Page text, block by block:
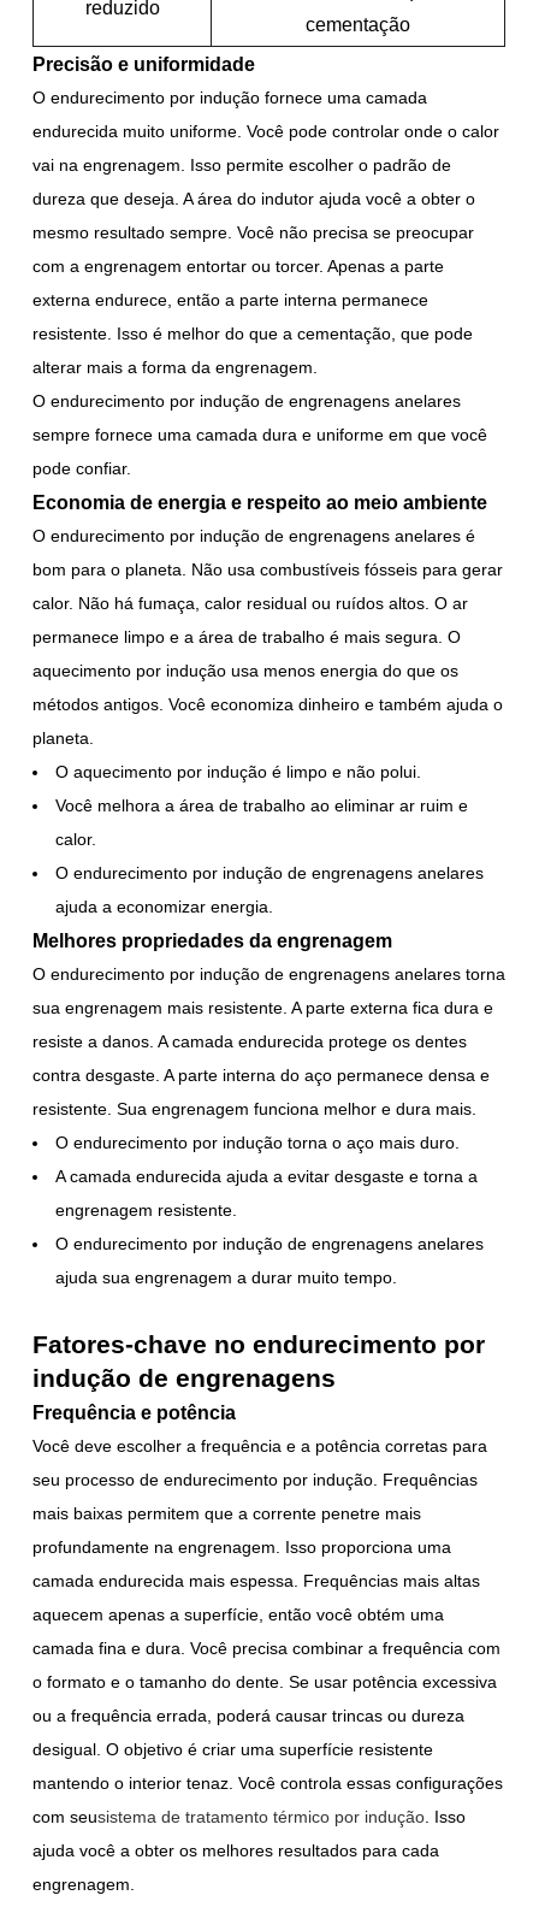
reduzido
cementação
Precisão e uniformidade
O endurecimento por indução fornece uma camada
endurecida muito uniforme. Você pode controlar onde o calor
vai na engrenagem. Isso permite escolher o padrão de
dureza que deseja. A área do indutor ajuda você a obter o
mesmo resultado sempre. Você não precisa se preocupar
com a engrenagem entortar ou torcer. Apenas a parte
externa endurece, então a parte interna permanece
resistente. Isso é melhor do que a cementação, que pode
alterar mais a forma da engrenagem.
O endurecimento por indução de engrenagens anelares
sempre fornece uma camada dura e uniforme em que você
pode confiar.
Economia de energia e respeito ao meio ambiente
O endurecimento por indução de engrenagens anelares é
bom para o planeta. Não usa combustíveis fósseis para gerar
calor. Não há fumaça, calor residual ou ruídos altos. O ar
permanece limpo e a área de trabalho é mais segura. O
aquecimento por indução usa menos energia do que os
métodos antigos. Você economiza dinheiro e também ajuda o
planeta.
O aquecimento por indução é limpo e não polui.
Você melhora a área de trabalho ao eliminar ar ruim e
calor.
O endurecimento por indução de engrenagens anelares
ajuda a economizar energia.
Melhores propriedades da engrenagem
O endurecimento por indução de engrenagens anelares torna
sua engrenagem mais resistente. A parte externa fica dura e
resiste a danos. A camada endurecida protege os dentes
contra desgaste. A parte interna do aço permanece densa e
resistente. Sua engrenagem funciona melhor e dura mais.
O endurecimento por indução torna o aço mais duro.
A camada endurecida ajuda a evitar desgaste e torna a
engrenagem resistente.
O endurecimento por indução de engrenagens anelares
ajuda sua engrenagem a durar muito tempo.
Fatores-chave no endurecimento por
indução de engrenagens
Frequência e potência
Você deve escolher a frequência e a potência corretas para
seu processo de endurecimento por indução. Frequências
mais baixas permitem que a corrente penetre mais
profundamente na engrenagem. Isso proporciona uma
camada endurecida mais espessa. Frequências mais altas
aquecem apenas a superfície, então você obtém uma
camada fina e dura. Você precisa combinar a frequência com
o formato e o tamanho do dente. Se usar potência excessiva
ou a frequência errada, poderá causar trincas ou dureza
desigual. O objetivo é criar uma superfície resistente
mantendo o interior tenaz. Você controla essas configurações
com seusistema de tratamento térmico por indução. Isso
ajuda você a obter os melhores resultados para cada
engrenagem.